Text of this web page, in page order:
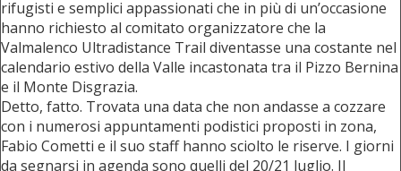
rifugisti e semplici appassionati che in più di un’occasione
hanno richiesto al comitato organizzatore che la
Valmalenco Ultradistance Trail diventasse una costante nel
calendario estivo della Valle incastonata tra il Pizzo Bernina
e il Monte Disgrazia.
Detto, fatto. Trovata una data che non andasse a cozzare
con i numerosi appuntamenti podistici proposti in zona,
Fabio Cometti e il suo staff hanno sciolto le riserve. I giorni
da segnarsi in agenda sono quelli del 20/21 luglio. Il